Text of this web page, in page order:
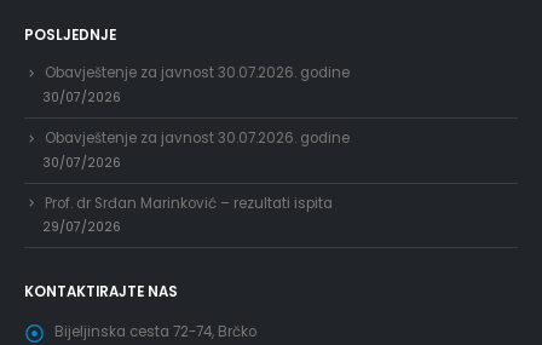
POSLJEDNJE
Obavještenje za javnost 30.07.2026. godine
30/07/2026
Obavještenje za javnost 30.07.2026. godine
30/07/2026
Prof. dr Srđan Marinković – rezultati ispita
29/07/2026
KONTAKTIRAJTE NAS
Bijeljinska cesta 72-74, Brčko